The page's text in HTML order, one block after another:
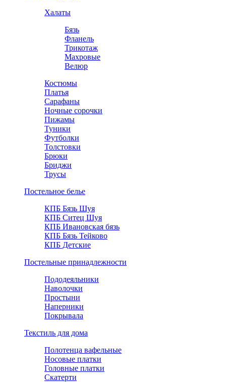
Халаты
Бязь
Фланель
Трикотаж
Махровые
Велюр
Костюмы
Платья
Сарафаны
Ночные сорочки
Пижамы
Туники
Футболки
Толстовки
Брюки
Бриджи
Трусы
Постельное белье
КПБ Бязь Шуя
КПБ Ситец Шуя
КПБ Ивановская бязь
КПБ Бязь Тейково
КПБ Детские
Постельные принадлежности
Пододеяльники
Наволочки
Простыни
Наперники
Покрывала
Текстиль для дома
Полотенца вафельные
Носовые платки
Головные платки
Скатерти